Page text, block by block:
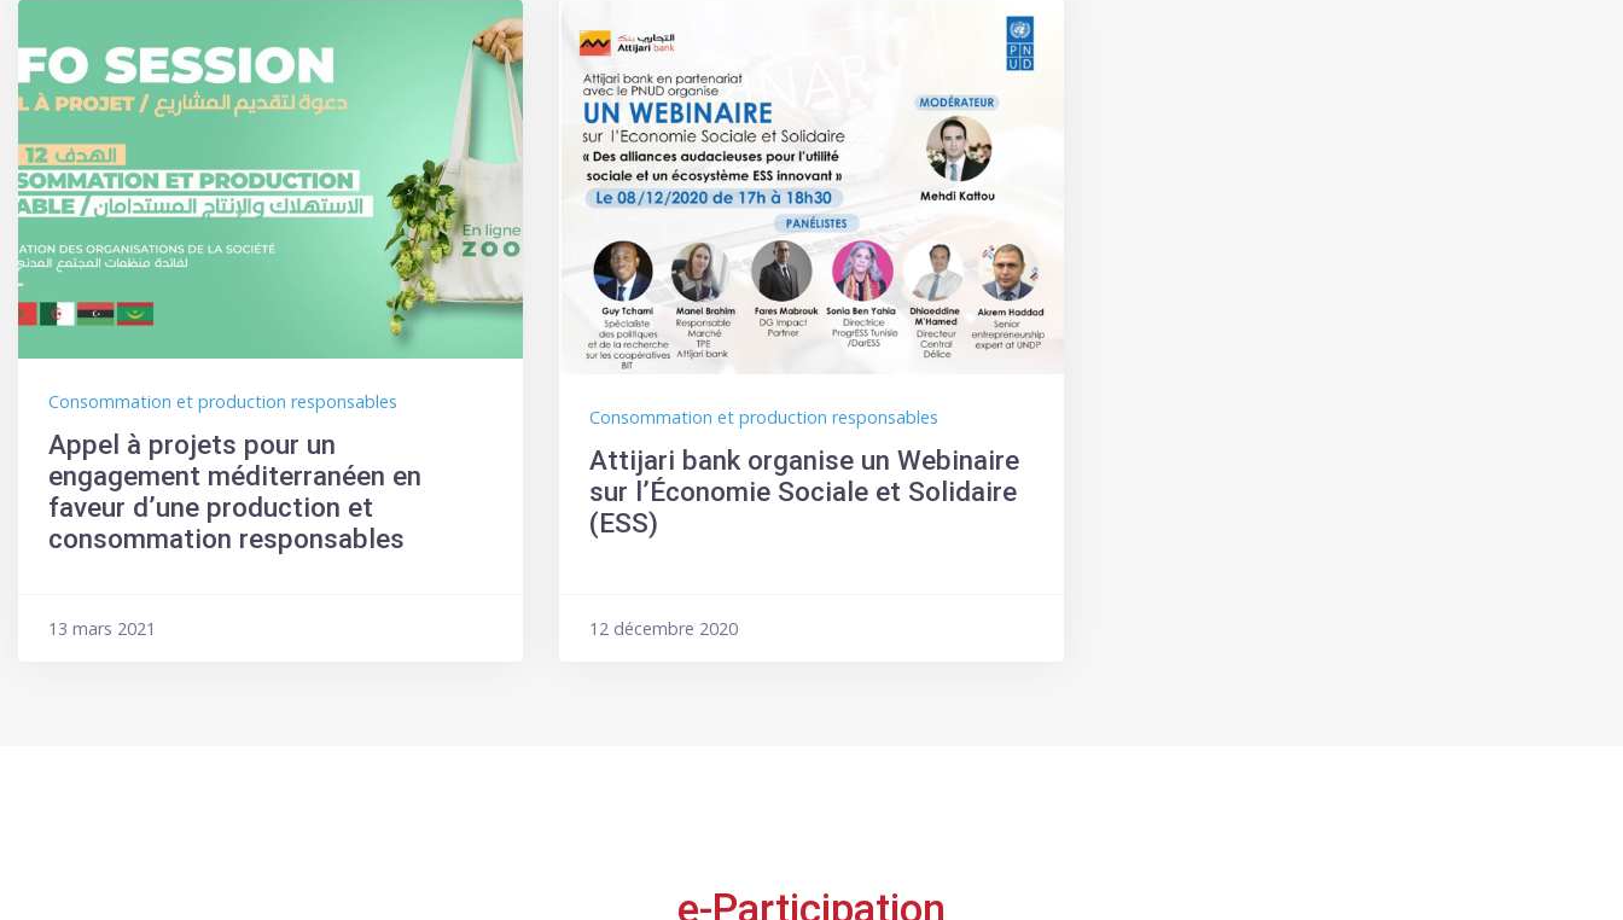
Appel à projets pour un
engagement méditerranéen en
faveur d’une production et
consommation responsables
Consommation et production responsables
13 mars 2021
Attijari bank organise un Webinaire
sur l’Économie Sociale et Solidaire
(ESS)
Consommation et production responsables
12 décembre 2020
e-Participation